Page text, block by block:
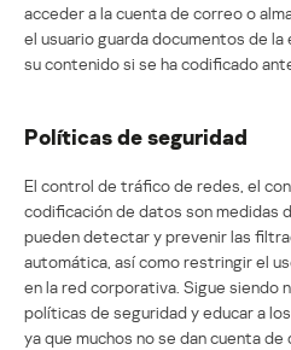
acceder a la cuenta de correo o
el usuario guarda documentos de
su contenido si se ha codificado
Políticas de seguridad
El control de tráfico de redes, el
codificación de datos son medidas
pueden detectar y prevenir las
automática, así como restringir el
en la red corporativa. Sigue siendo
políticas de seguridad y educar a
ya que muchos no se dan cuenta